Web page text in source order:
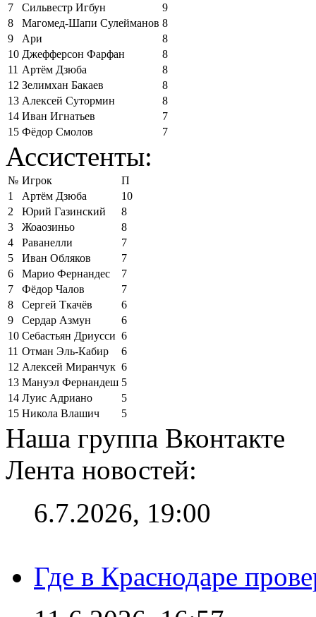
7
Сильвестр Игбун
9
8
Магомед-Шапи Сулейманов 8
9
Ари
8
10 Джефферсон Фарфан
8
11 Артём Дзюба
8
12 Зелимхан Бакаев
8
13 Алексей Сутормин
8
14 Иван Игнатьев
7
15 Фёдор Смолов 7
Ассистенты:
№ Игрок
П
1
Артём Дзюба
10
2
Юрий Газинский
8
3
Жоаозиньо
8
4
Раванелли
7
5
Иван Обляков
7
6
Марио Фернандес
7
7
Фёдор Чалов
7
8
Сергей Ткачёв
6
9
Сердар Азмун
6
10 Себастьян Дриусси 6
11 Отман Эль-Кабир
6
12 Алексей Миранчук 6
13 Мануэл Фернандеш 5
14 Луис Адриано
5
15 Никола Влашич 5
Наша группа Вконтакте
Лента новостей:
6.7.2026, 19:00
Где в Краснодаре